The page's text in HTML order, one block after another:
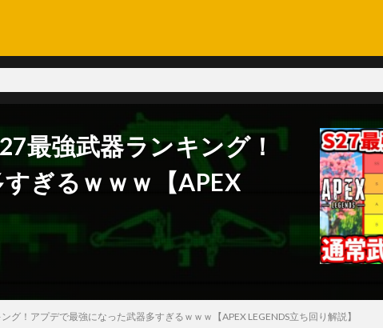
最強武器ランキング！
ぎるｗｗｗ【APEX
グ！アプデで最強になった武器多すぎるｗｗｗ【APEX LEGENDS立ち回り解説】